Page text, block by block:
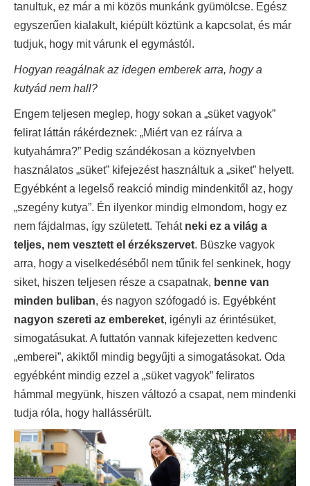
tanultuk, ez már a mi közös munkánk gyümölcse. Egész
egyszerűen kialakult, kiépült köztünk a kapcsolat, és már
tudjuk, hogy mit várunk el egymástól.
Hogyan reagálnak az idegen emberek arra, hogy a
kutyád nem hall?
Engem teljesen meglep, hogy sokan a „süket vagyok”
felirat láttán rákérdeznek: „Miért van ez ráírva a
kutyahámra?” Pedig szándékosan a köznyelvben
használatos „süket” kifejezést használtuk a „siket” helyett.
Egyébként a legelső reakció mindig mindenkitől az, hogy
„szegény kutya”. Én ilyenkor mindig elmondom, hogy ez
nem fájdalmas, így született. Tehát neki ez a világ a
teljes, nem vesztett el érzékszervet. Büszke vagyok
arra, hogy a viselkedéséből nem tűnik fel senkinek, hogy
siket, hiszen teljesen része a csapatnak, benne van
minden buliban, és nagyon szófogadó is. Egyébként
nagyon szereti az embereket, igényli az érintésüket,
simogatásukat. A futtatón vannak kifejezetten kedvenc
„emberei”, akiktől mindig begyűjti a simogatásokat. Oda
egyébként mindig ezzel a „süket vagyok” feliratos
hámmal megyünk, hiszen változó a csapat, nem mindenki
tudja róla, hogy hallássérült.